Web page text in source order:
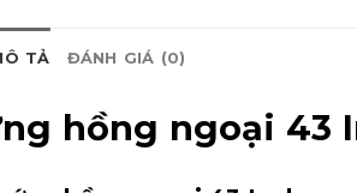
TẢ ĐÁNH GIÁ (0)
hồng ngoại 43